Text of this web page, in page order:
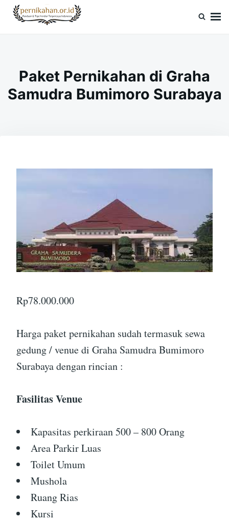
SkipSearch
for:
Paket Pernikahan di Graha
Samudra Bumimoro Surabaya
Rp78.000.000
Harga paket pernikahan sudah termasuk sewa
gedung / venue di Graha Samudra Bumimoro
Surabaya dengan rincian :
Fasilitas Venue
Kapasitas perkiraan 500 – 800 Orang
Area Parkir Luas
Toilet Umum
Mushola
Ruang Rias
Kursi